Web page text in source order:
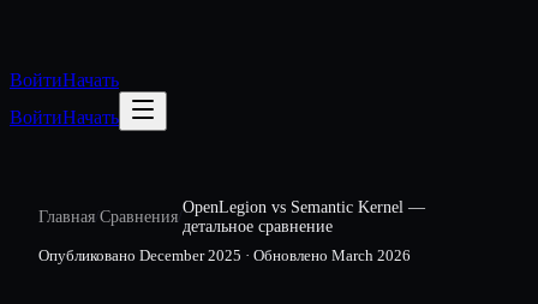
ВойтиНачать
ВойтиНачать
Главная/Сравнения/
OpenLegion vs Semantic Kernel —
детальное сравнение
Опубликовано December 2025 · Обновлено March 2026